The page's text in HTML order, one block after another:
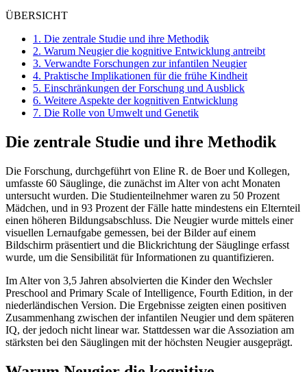
ÜBERSICHT
1. Die zentrale Studie und ihre Methodik
2. Warum Neugier die kognitive Entwicklung antreibt
3. Verwandte Forschungen zur infantilen Neugier
4. Praktische Implikationen für die frühe Kindheit
5. Einschränkungen der Forschung und Ausblick
6. Weitere Aspekte der kognitiven Entwicklung
7. Die Rolle von Umwelt und Genetik
Die zentrale Studie und ihre Methodik
Die Forschung, durchgeführt von Eline R. de Boer und Kollegen,
umfasste 60 Säuglinge, die zunächst im Alter von acht Monaten
untersucht wurden. Die Studienteilnehmer waren zu 50 Prozent
Mädchen, und in 93 Prozent der Fälle hatte mindestens ein Elternteil
einen höheren Bildungsabschluss. Die Neugier wurde mittels einer
visuellen Lernaufgabe gemessen, bei der Bilder auf einem
Bildschirm präsentiert und die Blickrichtung der Säuglinge erfasst
wurde, um die Sensibilität für Informationen zu quantifizieren.
Im Alter von 3,5 Jahren absolvierten die Kinder den Wechsler
Preschool and Primary Scale of Intelligence, Fourth Edition, in der
niederländischen Version. Die Ergebnisse zeigten einen positiven
Zusammenhang zwischen der infantilen Neugier und dem späteren
IQ, der jedoch nicht linear war. Stattdessen war die Assoziation am
stärksten bei den Säuglingen mit der höchsten Neugier ausgeprägt.